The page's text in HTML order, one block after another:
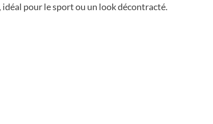
pour le sport ou un look décontracté.